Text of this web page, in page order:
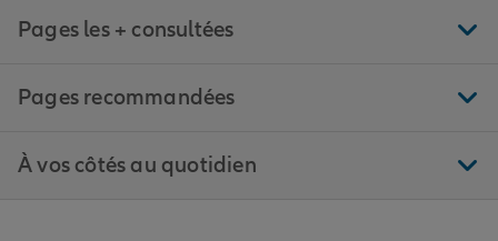
Pages les + consultées
Pages recommandées
À vos côtés au quotidien